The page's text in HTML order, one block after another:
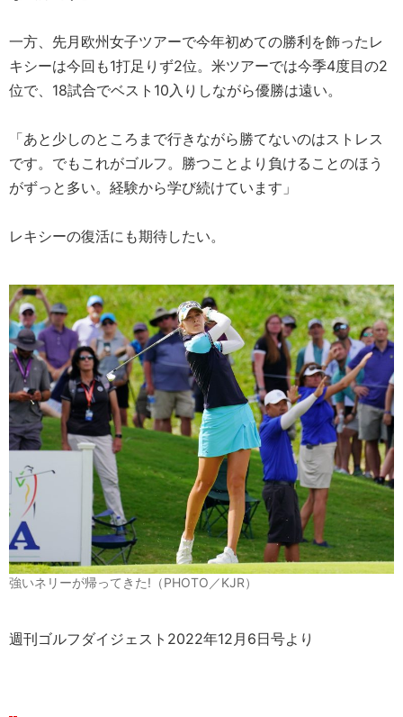
一方、先月欧州女子ツアーで今年初めての勝利を飾ったレ
キシーは今回も1打足りず2位。米ツアーでは今季4度目の2
位で、18試合でベスト10入りしながら優勝は遠い。
「あと少しのところまで行きながら勝てないのはストレス
です。でもこれがゴルフ。勝つことより負けることのほう
がずっと多い。経験から学び続けています」
レキシーの復活にも期待したい。
強いネリーが帰ってきた!（PHOTO／KJR）
週刊ゴルフダイジェスト2022年12月6日号より